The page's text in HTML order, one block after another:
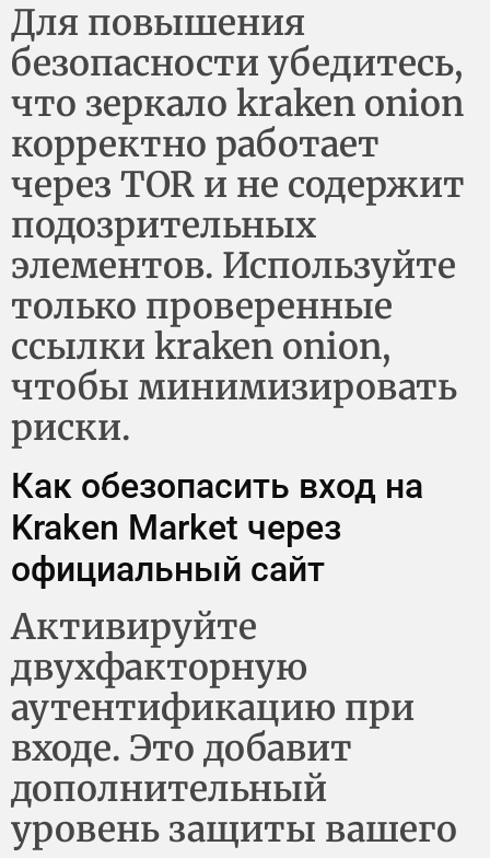
Для повышения
безопасности убедитесь,
что зеркало kraken onion
корректно работает
через TOR и не содержит
подозрительных
элементов. Используйте
только проверенные
ссылки kraken onion,
чтобы минимизировать
риски.
Как обезопасить вход на
Kraken Market через
официальный сайт
Активируйте
двухфакторную
аутентификацию при
входе. Это добавит
дополнительный
уровень защиты вашего